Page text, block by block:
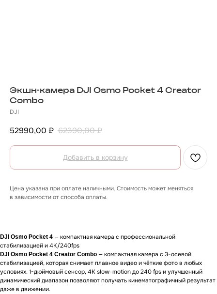
Экшн-камера DJI Osmo Pocket 4 Creator
Combo
DJI
52990,00 ₽ 62390,00₽
Добавить в корзину
Цена указана при оплате наличными. Стоимость может меняться
в зависимости от способа оплаты.
DJI Osmo Pocket 4 — компактная камера с профессиональной
стабилизацией и 4K/240fps
DJI Osmo Pocket 4 Creator Combo — компактная камера с 3-осевой
стабилизацией, которая снимает плавное видео и чёткие фото в любых
условиях. 1-дюймовый сенсор, 4K slow-motion до 240 fps и улучшенный
динамический диапазон позволяют получать кинематографичный результат
даже в движении.